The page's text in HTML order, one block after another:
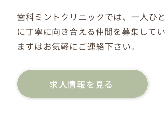
歯科ミントクリニックでは、一人ひ
に丁寧に向き合える仲間を募集してい
​まずはお気軽にご連絡下さい。
求人情報を見る